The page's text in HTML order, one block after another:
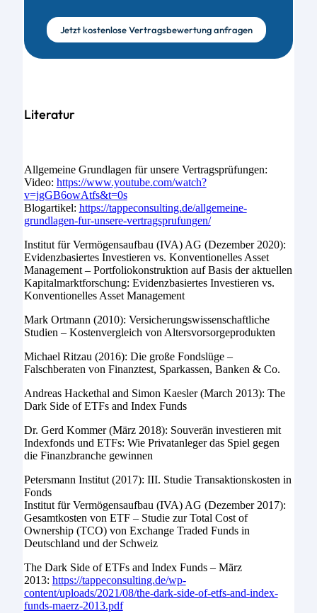
Jetzt kostenlose Vertragsbewertung anfragen
Literatur
Allgemeine Grundlagen für unsere Vertragsprüfungen:
Video: https://www.youtube.com/watch?
v=jgGB6owAtfs&t=0s
Blogartikel: https://tappeconsulting.de/allgemeine-
grundlagen-fur-unsere-vertragsprufungen/
Institut für Vermögensaufbau (IVA) AG (Dezember 2020):
Evidenzbasiertes Investieren vs. Konventionelles Asset
Management – Portfoliokonstruktion auf Basis der aktuellen
Kapitalmarktforschung: Evidenzbasiertes Investieren vs.
Konventionelles Asset Management
Mark Ortmann (2010): Versicherungswissenschaftliche
Studien – Kostenvergleich von Altersvorsorgeprodukten
Michael Ritzau (2016): Die große Fondslüge –
Falschberaten von Finanztest, Sparkassen, Banken & Co.
Andreas Hackethal and Simon Kaesler (March 2013): The
Dark Side of ETFs and Index Funds
Dr. Gerd Kommer (März 2018): Souverän investieren mit
Indexfonds und ETFs: Wie Privatanleger das Spiel gegen
die Finanzbranche gewinnen
Petersmann Institut (2017): III. Studie Transaktionskosten in
Fonds
Institut für Vermögensaufbau (IVA) AG (Dezember 2017):
Gesamtkosten von ETF – Studie zur Total Cost of
Ownership (TCO) von Exchange Traded Funds in
Deutschland und der Schweiz
The Dark Side of ETFs and Index Funds – März
2013: https://tappeconsulting.de/wp-
content/uploads/2021/08/the-dark-side-of-etfs-and-index-
funds-maerz-2013.pdf